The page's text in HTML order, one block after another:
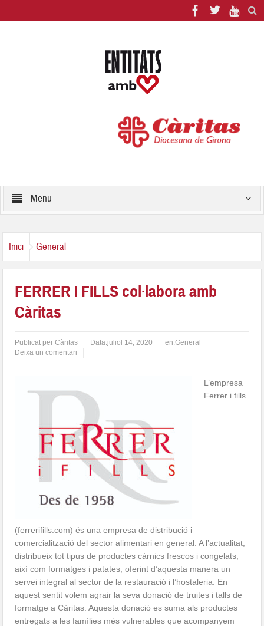
Menu
Inici General
FERRER I FILLS col·labora amb
Càritas
Publicat perCàritas Data:juliol 14, 2020 en:General
Deixa un comentari
L’empresa
Ferrer i fills
(ferrerifills.com) és una empresa de distribució i
comercialització del sector alimentari en general. A l’actualitat,
distribueix tot tipus de productes càrnics frescos i congelats,
així com formatges i patates, oferint d’aquesta manera un
servei integral al sector de la restauració i l’hostaleria. En
aquest sentit volem agrair la seva donació de truites i talls de
formatge a Càritas. Aquesta donació es suma als productes
entregats a les famílies més vulnerables que acompanyem